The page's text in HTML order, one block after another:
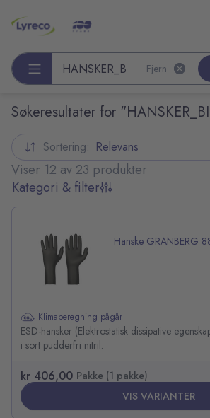
Søk etter produkter Fjern
Søkeresultater for
Kategori & filter
Viser 12 av 23 produkter
Sortering: Relevans
Hanske GRANBERG
Klimaberegning pågår
ESD-hansker (Elektrostatisk dissipative
i sort pudderfri nitril.
VIS VARIANTER
kr 406,00 Pakke (1 pakke)